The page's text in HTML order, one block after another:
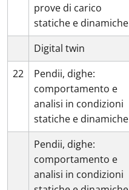
prove di carico
statiche e dinamiche
Digital twin
22
Pendii, dighe:
comportamento e
analisi in condizioni
statiche e dinamiche
Pendii, dighe:
comportamento e
analisi in condizioni